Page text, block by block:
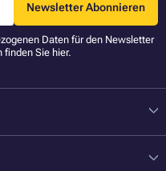
Newsletter Abonnieren
Daten für den Newsletter
finden Sie hier.